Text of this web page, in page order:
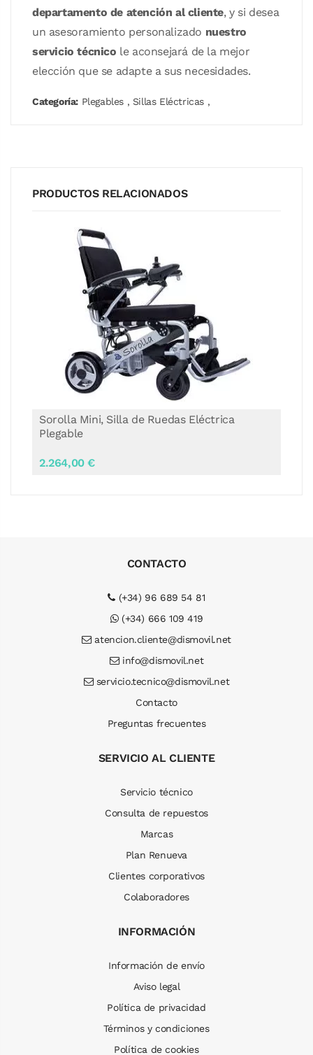
departamento de atención al cliente, y si desea
un asesoramiento personalizado nuestro
servicio técnico le aconsejará de la mejor
elección que se adapte a sus necesidades.
Categoría: Plegables , Sillas Eléctricas ,
PRODUCTOS RELACIONADOS
Sorolla Mini, Silla de Ruedas Eléctrica
Plegable
2.264,00 €
CONTACTO
(+34) 96 689 54 81
(+34) 666 109 419
atencion.cliente@dismovil.net
info@dismovil.net
servicio.tecnico@dismovil.net
Contacto
Preguntas frecuentes
SERVICIO AL CLIENTE
Servicio técnico
Consulta de repuestos
Marcas
Plan Renueva
Clientes corporativos
Colaboradores
INFORMACIÓN
Información de envío
Aviso legal
Política de privacidad
Términos y condiciones
Política de cookies